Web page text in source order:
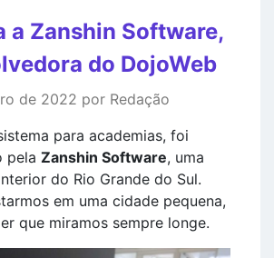
a Zanshin Software,
do DojoWeb
de 2022 por Redação
para academias, foi
pela Zanshin Software, uma
do Rio Grande do Sul.
em uma cidade pequena,
que miramos sempre longe.